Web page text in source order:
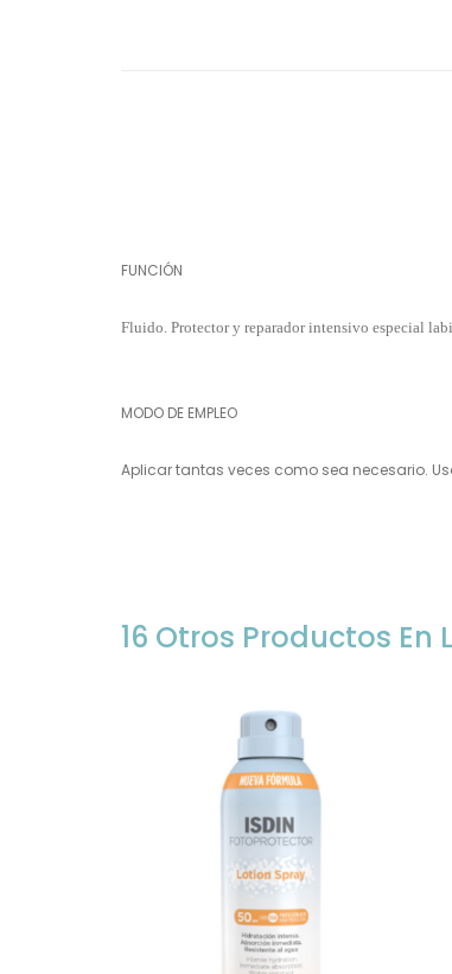
FUNCIÓN
Fluido. Protector y reparador intensivo especial
MODO DE EMPLEO
Aplicar tantas veces como sea necesario.
16 Otros Productos